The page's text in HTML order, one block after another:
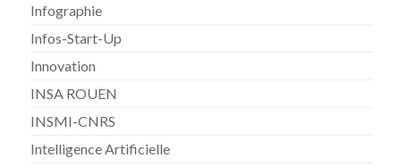
Infographie
Infos-Start-Up
Innovation
INSA ROUEN
INSMI-CNRS
Intelligence Artificielle